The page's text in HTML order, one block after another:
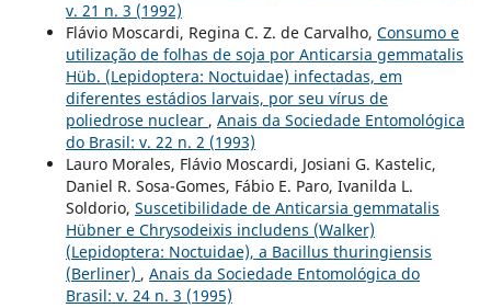
v. 21 n. 3 (1992)
Flávio Moscardi, Regina C. Z. de Carvalho, Consumo e
utilização de folhas de soja por Anticarsia gemmatalis
Hüb. (Lepidoptera: Noctuidae) infectadas, em
diferentes estádios larvais, por seu vírus de
poliedrose nuclear , Anais da Sociedade Entomológica
do Brasil: v. 22 n. 2 (1993)
Lauro Morales, Flávio Moscardi, Josiani G. Kastelic,
Daniel R. Sosa-Gomes, Fábio E. Paro, Ivanilda L.
Soldorio, Suscetibilidade de Anticarsia gemmatalis
Hübner e Chrysodeixis includens (Walker)
(Lepidoptera: Noctuidae), a Bacillus thuringiensis
(Berliner) , Anais da Sociedade Entomológica do
Brasil: v. 24 n. 3 (1995)